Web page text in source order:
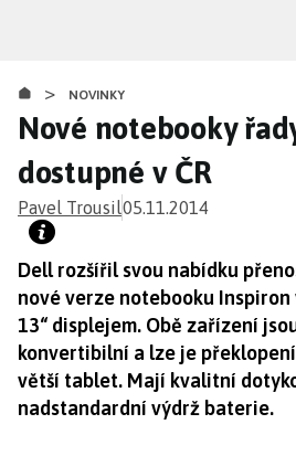
obsahu
> NOVINKY
Nové notebooky
dostupné v ČR
Pavel Trousil05.11.2014
Dell rozšířil svou nabídku
nové verze notebooku Inspiron
13“ displejem. Obě zařízení
konvertibilní a lze je
větší tablet. Mají kvalitní
nadstandardní výdrž baterie.